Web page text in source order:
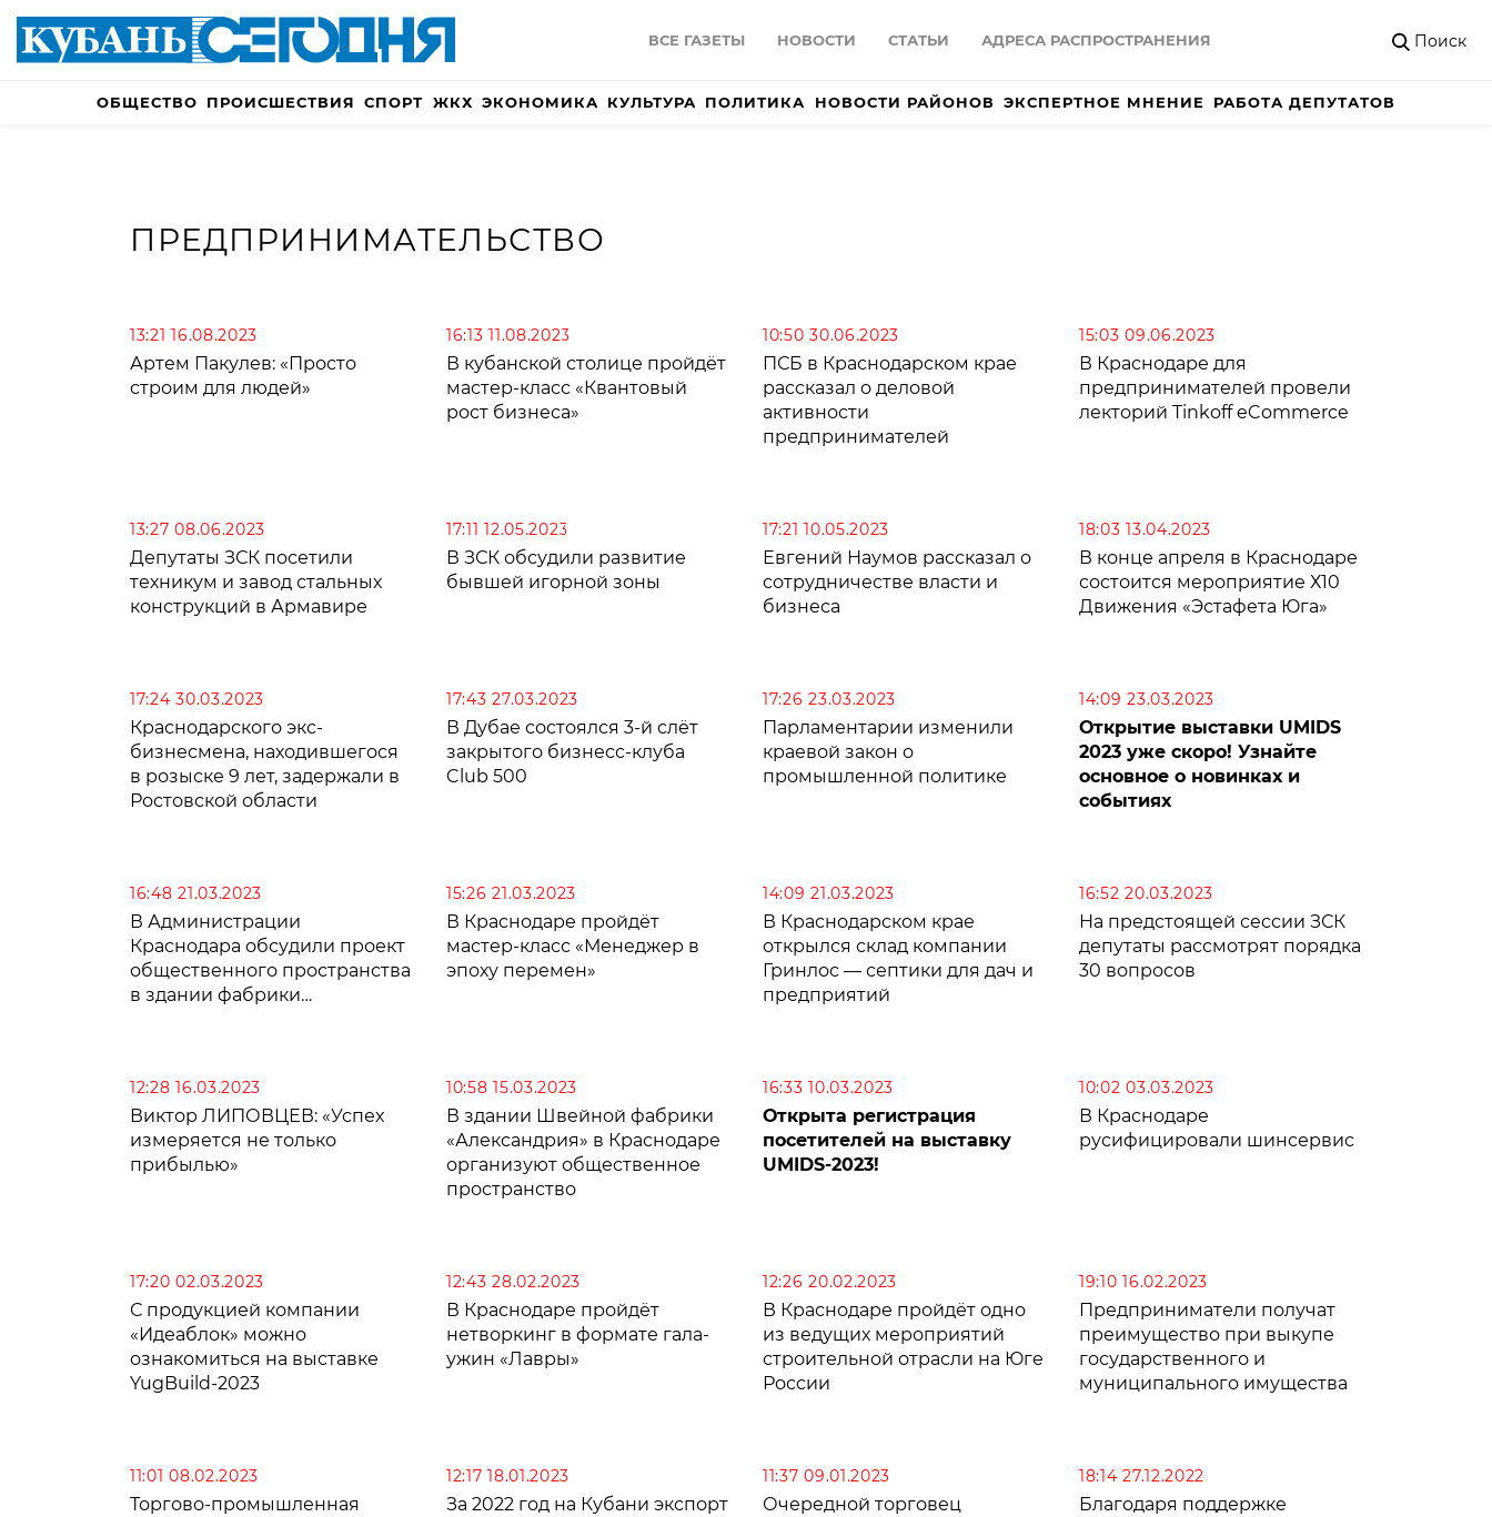
ВСЕ ГАЗЕТЫ НОВОСТИ СТАТЬИ АДРЕСА РАСПРОСТРАНЕНИЯ Поиск
ОБЩЕСТВО ПРОИСШЕСТВИЯ СПОРТ ЖКХ ЭКОНОМИКА КУЛЬТУРА ПОЛИТИКА НОВОСТИ РАЙОНОВ ЭКСПЕРТНОЕ МНЕНИЕ РАБОТА ДЕПУТАТОВ
ПРЕДПРИНИМАТЕЛЬСТВО
13:21 16.08.2023
Артем Пакулев: «Просто
строим для людей»
16:13 11.08.2023
В кубанской столице пройдёт
мастер-класс «Квантовый
рост бизнеса»
10:50 30.06.2023
ПСБ в Краснодарском крае
рассказал о деловой
активности
предпринимателей
15:03 09.06.2023
В Краснодаре для
предпринимателей провели
лекторий Tinkoff eCommerce
13:27 08.06.2023
Депутаты ЗСК посетили
техникум и завод стальных
конструкций в Армавире
17:11 12.05.2023
В ЗСК обсудили развитие
бывшей игорной зоны
17:21 10.05.2023
Евгений Наумов рассказал о
сотрудничестве власти и
бизнеса
18:03 13.04.2023
В конце апреля в Краснодаре
состоится мероприятие Х10
Движения «Эстафета Юга»
17:24 30.03.2023
Краснодарского экс-
бизнесмена, находившегося
в розыске 9 лет, задержали в
Ростовской области
17:43 27.03.2023
В Дубае состоялся 3-й слёт
закрытого бизнесс-клуба
Club 500
17:26 23.03.2023
Парламентарии изменили
краевой закон о
промышленной политике
14:09 23.03.2023
Открытие выставки UMIDS
2023 уже скоро! Узнайте
основное о новинках и
событиях
16:48 21.03.2023
В Администрации
Краснодара обсудили проект
общественного пространства
в здании фабрики
15:26 21.03.2023
В Краснодаре пройдёт
мастер-класс «Менеджер в
эпоху перемен»
14:09 21.03.2023
В Краснодарском крае
открылся склад компании
Гринлос — септики для дач и
предприятий
16:52 20.03.2023
На предстоящей сессии ЗСК
депутаты рассмотрят порядка
30 вопросов
12:28 16.03.2023
Виктор ЛИПОВЦЕВ: «Успех
измеряется не только
прибылью»
10:58 15.03.2023
В здании Швейной фабрики
«Александрия» в Краснодаре
организуют общественное
пространство
16:33 10.03.2023
Открыта регистрация
посетителей на выставку
UMIDS-2023!
10:02 03.03.2023
В Краснодаре
русифицировали шинсервис
17:20 02.03.2023
С продукцией компании
«Идеаблок» можно
ознакомиться на выставке
YugBuild-2023
12:43 28.02.2023
В Краснодаре пройдёт
нетворкинг в формате гала-
ужин «Лавры»
12:26 20.02.2023
В Краснодаре пройдёт одно
из ведущих мероприятий
строительной отрасли на Юге
России
19:10 16.02.2023
Предприниматели получат
преимущество при выкупе
государственного и
муниципального имущества
11:01 08.02.2023
Торгово-промышленная
12:17 18.01.2023
За 2022 год на Кубани экспорт
11:37 09.01.2023
Очередной торговец
18:14 27.12.2022
Благодаря поддержке